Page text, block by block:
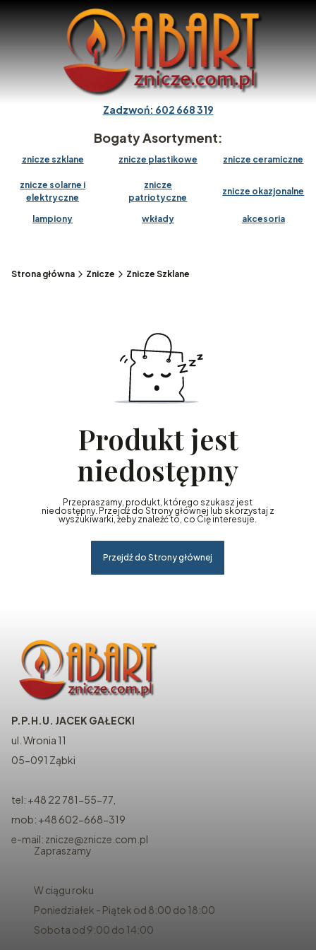
Zadzwoń: 602 668 319
Bogaty Asortyment:
znicze szklane znicze plastikowe znicze ceramiczne
znicze solarne i
elektryczne
znicze
patriotyczne
znicze okazjonalne
lampiony wkłady akcesoria
Strona główna Znicze Znicze Szklane
Produkt jest
niedostępny
Przepraszamy, produkt, którego szukasz jest
niedostępny. Przejdź do Strony głównej lub skorzystaj z
wyszukiwarki, żeby znaleźć to, co Cię interesuje.
Przejdź do Strony głównej
P.P.H.U. JACEK GAŁECKI
ul. Wronia 11
05-091 Ząbki
tel: +48 22 781-55-77,
mob: +48 602-668-319
e-mail: znicze@znicze.com.pl
Zapraszamy
W ciągu roku
Poniedziałek - Piątek od 8:00 do 18:00
Sobota od 9:00 do 14:00